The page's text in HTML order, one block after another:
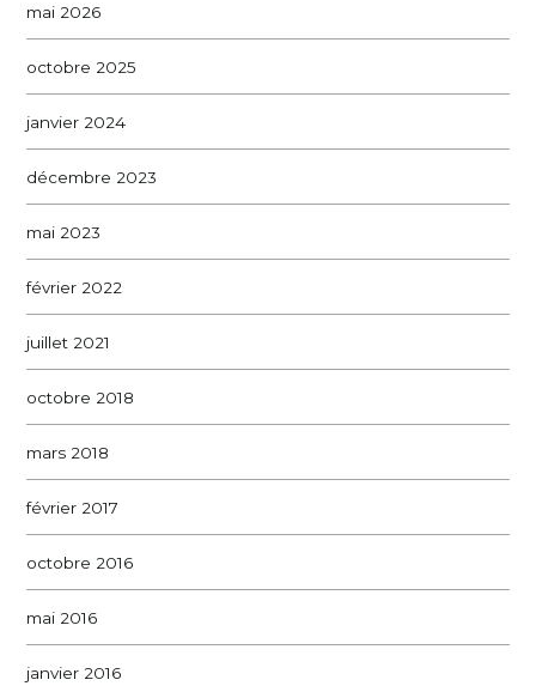
mai 2026
octobre 2025
janvier 2024
décembre 2023
mai 2023
février 2022
juillet 2021
octobre 2018
mars 2018
février 2017
octobre 2016
mai 2016
janvier 2016